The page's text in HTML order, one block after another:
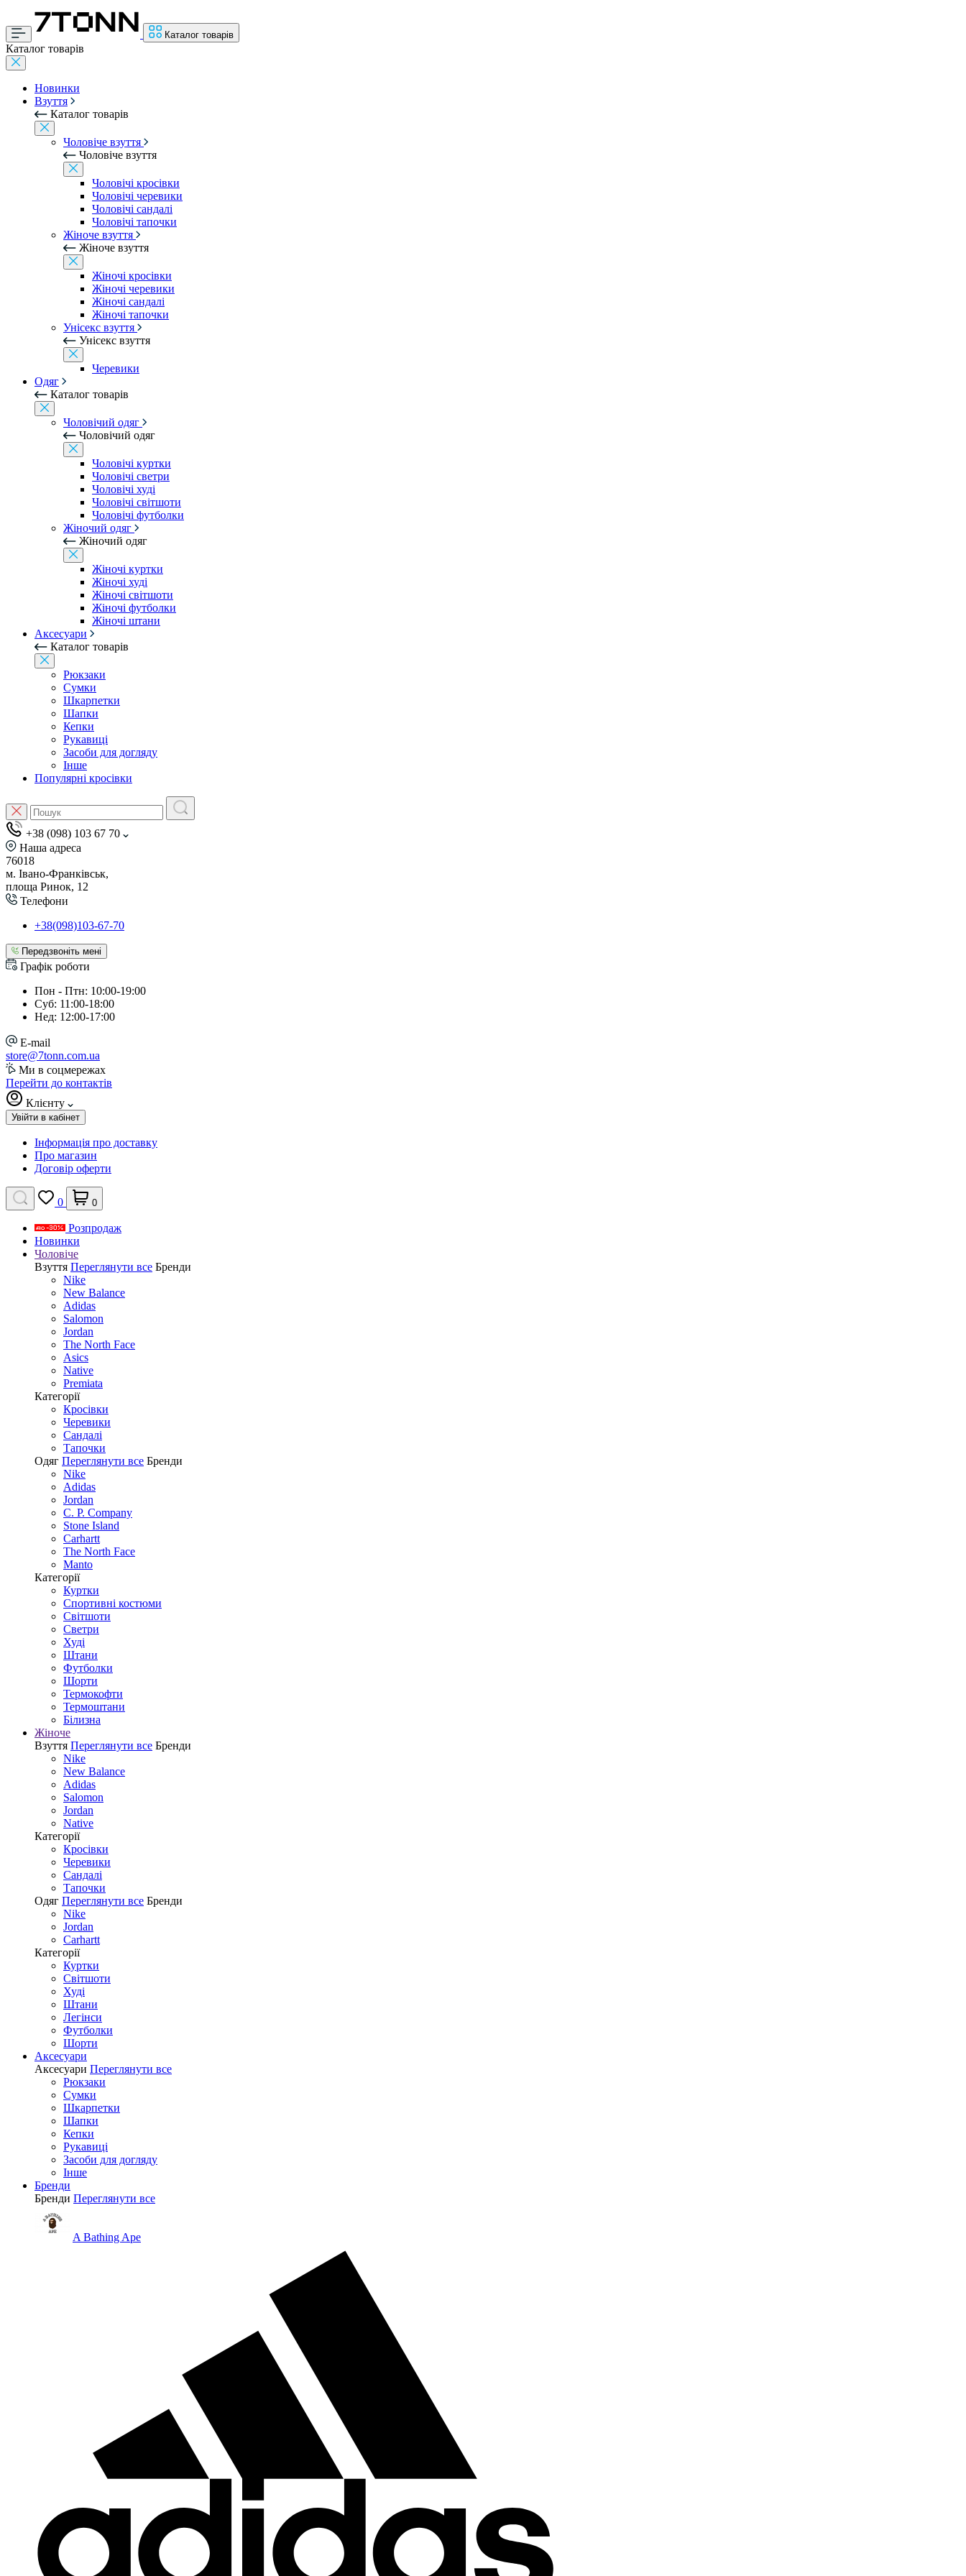
Каталог товарів
Каталог товарів
Новинки
Взуття
Каталог товарів
Чоловіче взуття
Чоловіче взуття
Чоловічі кросівки
Чоловічі черевики
Чоловічі сандалі
Чоловічі тапочки
Жіноче взуття
Жіноче взуття
Жіночі кросівки
Жіночі черевики
Жіночі сандалі
Жіночі тапочки
Унісекс взуття
Унісекс взуття
Черевики
Одяг
Каталог товарів
Чоловічий одяг
Чоловічий одяг
Чоловічі куртки
Чоловічі светри
Чоловічі худі
Чоловічі світшоти
Чоловічі футболки
Жіночий одяг
Жіночий одяг
Жіночі куртки
Жіночі худі
Жіночі світшоти
Жіночі футболки
Жіночі штани
Аксесуари
Каталог товарів
Рюкзаки
Сумки
Шкарпетки
Шапки
Кепки
Рукавиці
Засоби для догляду
Інше
Популярні кросівки
+38 (098) 103 67 70
Наша адреса
76018
м. Івано-Франківськ,
площа Ринок, 12
Телефони
+38(098)103-67-70
Передзвоніть мені
Графік роботи
Пон - Птн: 10:00-19:00
Суб: 11:00-18:00
Нед: 12:00-17:00
E-mail
store@7tonn.com.ua
Ми в соцмережах
Перейти до контактів
Клієнту
Увійти в кабінет
Інформація про доставку
Про магазин
Договір оферти
0 0
Розпродаж
Новинки
Чоловіче
Взуття Переглянути все Бренди
Nike
New Balance
Adidas
Salomon
Jordan
The North Face
Asics
Native
Premiata
Категорії
Кросівки
Черевики
Сандалі
Tапочки
Одяг Переглянути все Бренди
Nike
Adidas
Jordan
C. P. Company
Stone Island
Carhartt
The North Face
Manto
Категорії
Куртки
Спортивні костюми
Світшоти
Светри
Худі
Штани
Футболки
Шорти
Термокофти
Термоштани
Білизна
Жіноче
Взуття Переглянути все Бренди
Nike
New Balance
Adidas
Salomon
Jordan
Native
Категорії
Кросівки
Черевики
Сандалі
Tапочки
Одяг Переглянути все Бренди
Nike
Jordan
Carhartt
Категорії
Куртки
Світшоти
Худі
Штани
Легінси
Футболки
Шорти
Аксесуари
Аксесуари Переглянути все
Рюкзаки
Сумки
Шкарпетки
Шапки
Кепки
Рукавиці
Засоби для догляду
Інше
Бренди
Бренди Переглянути все
A Bathing Ape